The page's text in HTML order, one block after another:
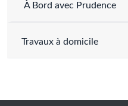
À Bord avec Prudence
Travaux à domicile